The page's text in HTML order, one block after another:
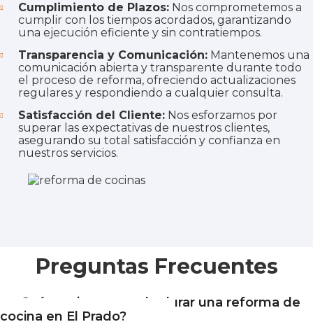
Cumplimiento de Plazos: Nos comprometemos a
cumplir con los tiempos acordados, garantizando
una ejecución eficiente y sin contratiempos.
Transparencia y Comunicación: Mantenemos una
comunicación abierta y transparente durante todo
el proceso de reforma, ofreciendo actualizaciones
regulares y respondiendo a cualquier consulta.
Satisfacción del Cliente: Nos esforzamos por
superar las expectativas de nuestros clientes,
asegurando su total satisfacción y confianza en
nuestros servicios.
Preguntas Frecuentes
¿Cuánto tiempo suele durar una reforma de
cocina en El Prado?